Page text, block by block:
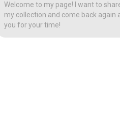
Welcome to my page! I want to
my collection and come back again
you for your time!